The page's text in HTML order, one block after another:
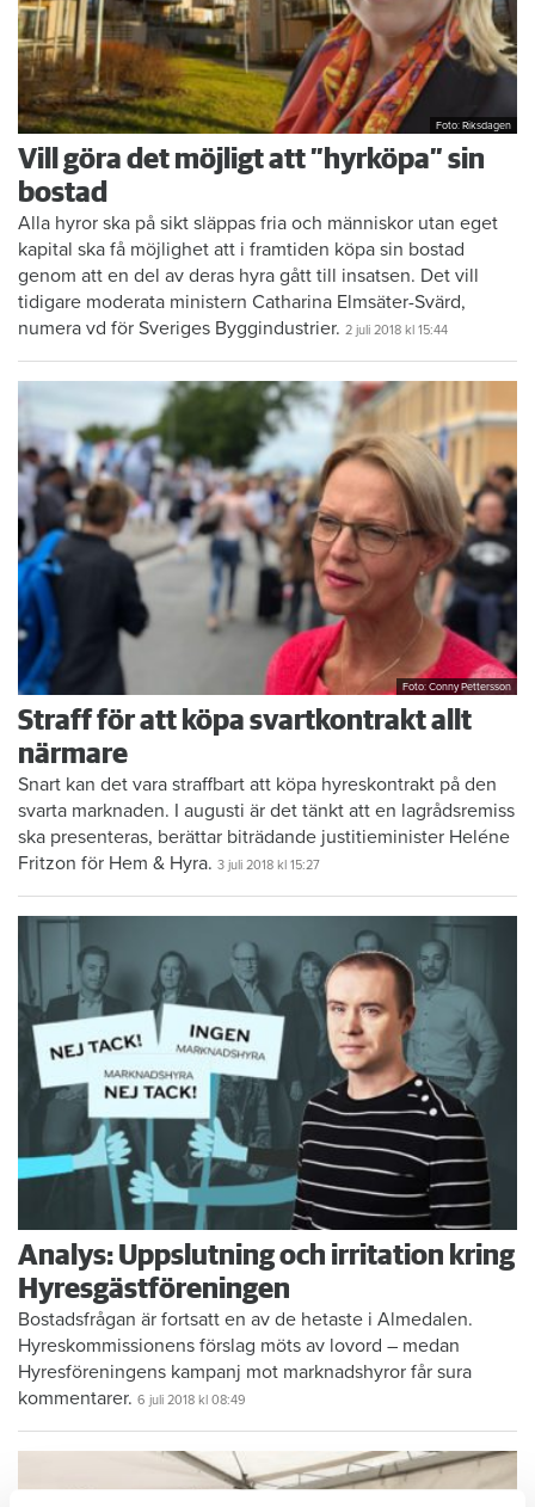
Foto: Riksdagen
Vill göra det möjligt att ”hyrköpa” sin
bostad
Alla hyror ska på sikt släppas fria och människor utan eget
kapital ska få möjlighet att i framtiden köpa sin bostad
genom att en del av deras hyra gått till insatsen. Det vill
tidigare moderata ministern Catharina Elmsäter-Svärd,
numera vd för Sveriges Byggindustrier. 2 juli 2018 kl 15:44
Foto: Conny Pettersson
Straff för att köpa svartkontrakt allt
närmare
Snart kan det vara straffbart att köpa hyreskontrakt på den
svarta marknaden. I augusti är det tänkt att en lagrådsremiss
ska presenteras, berättar biträdande justitieminister Heléne
Fritzon för Hem & Hyra. 3 juli 2018 kl 15:27
Analys: Uppslutning och irritation kring
Hyresgästföreningen
Bostadsfrågan är fortsatt en av de hetaste i Almedalen.
Hyreskommissionens förslag möts av lovord – medan
Hyresföreningens kampanj mot marknadshyror får sura
kommentarer. 6 juli 2018 kl 08:49